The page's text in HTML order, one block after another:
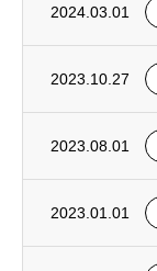
2024.03.01
2023.10.27
2023.08.01
2023.01.01